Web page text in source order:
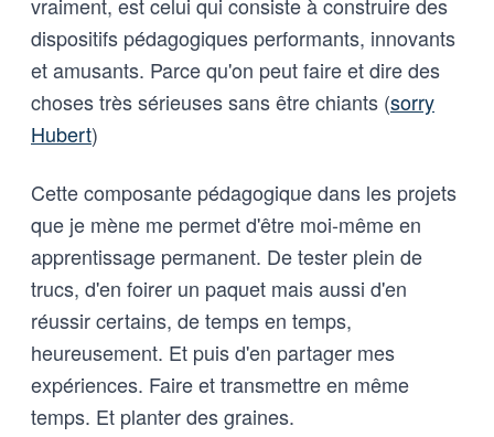
dispositifs pédagogiques performants, innovants
et amusants. Parce qu'on peut faire et dire des
choses très sérieuses sans être chiants (sorry
Hubert)
Cette composante pédagogique dans les projets
que je mène me permet d'être moi-même en
apprentissage permanent. De tester plein de
trucs, d'en foirer un paquet mais aussi d'en
réussir certains, de temps en temps,
heureusement. Et puis d'en partager mes
expériences. Faire et transmettre en même
temps. Et planter des graines.